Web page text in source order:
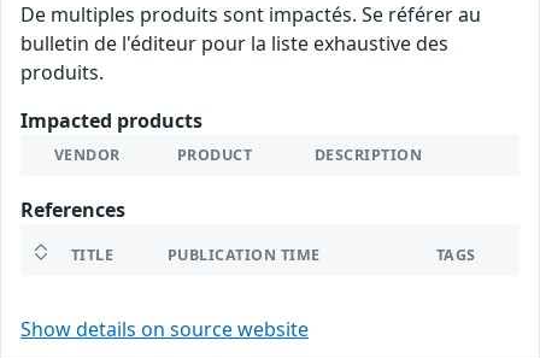
De multiples produits sont impactés. Se référer au
bulletin de l'éditeur pour la liste exhaustive des
produits.
Impacted products
VENDOR PRODUCT DESCRIPTION
References
TITLE PUBLICATION TIME TAGS
Show details on source website